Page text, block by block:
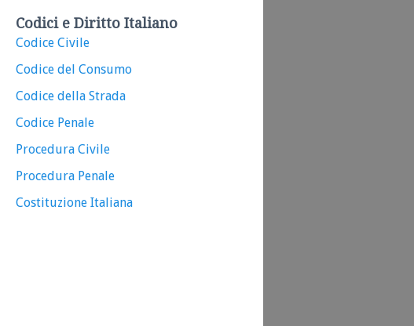
Codici e Diritto Italiano
Codice Civile
Codice del Consumo
Codice della Strada
Codice Penale
Procedura Civile
Procedura Penale
Costituzione Italiana